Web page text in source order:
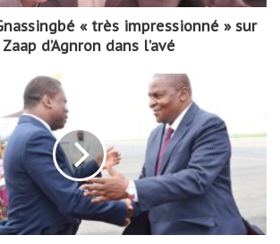
« très impressionné » sur
d’Agnron dans l’avé